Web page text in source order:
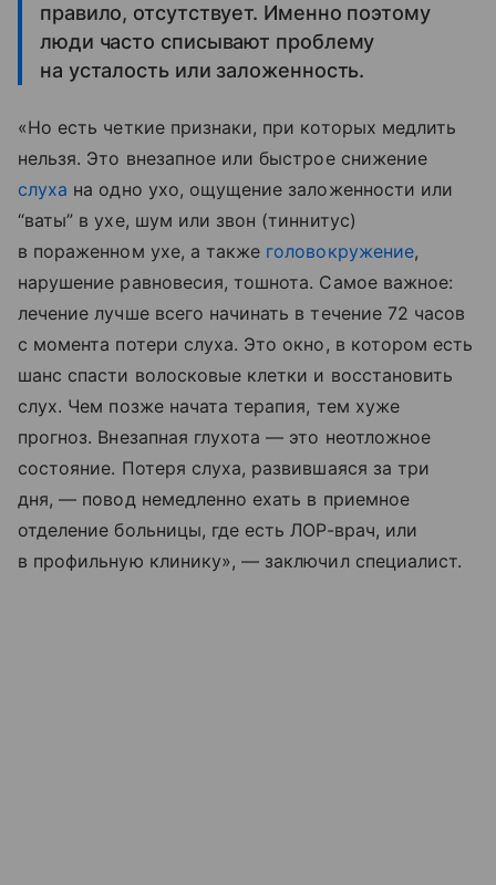
правило, отсутствует. Именно поэтому
люди часто списывают проблему
на усталость или заложенность.
«Но есть четкие признаки, при которых медлить
нельзя. Это внезапное или быстрое снижение
слуха на одно ухо, ощущение заложенности или
“ваты” в ухе, шум или звон (тиннитус)
в пораженном ухе, а также головокружение,
нарушение равновесия, тошнота. Самое важное:
лечение лучше всего начинать в течение 72 часов
с момента потери слуха. Это окно, в котором есть
шанс спасти волосковые клетки и восстановить
слух. Чем позже начата терапия, тем хуже
прогноз. Внезапная глухота — это неотложное
состояние. Потеря слуха, развившаяся за три
дня, — повод немедленно ехать в приемное
отделение больницы, где есть ЛОР-врач, или
в профильную клинику», — заключил специалист.